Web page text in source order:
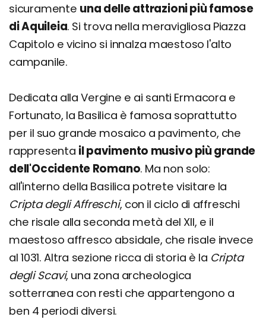
sicuramente una delle attrazioni più famose
di Aquileia. Si trova nella meravigliosa Piazza
Capitolo e vicino si innalza maestoso l'alto
campanile.
Dedicata alla Vergine e ai santi Ermacora e
Fortunato, la Basilica è famosa soprattutto
per il suo grande mosaico a pavimento, che
rappresenta il pavimento musivo più grande
dell'Occidente Romano. Ma non solo:
all'interno della Basilica potrete visitare la
Cripta degli Affreschi, con il ciclo di affreschi
che risale alla seconda metà del XII, e il
maestoso affresco absidale, che risale invece
al 1031. Altra sezione ricca di storia è la Cripta
degli Scavi, una zona archeologica
sotterranea con resti che appartengono a
ben 4 periodi diversi.